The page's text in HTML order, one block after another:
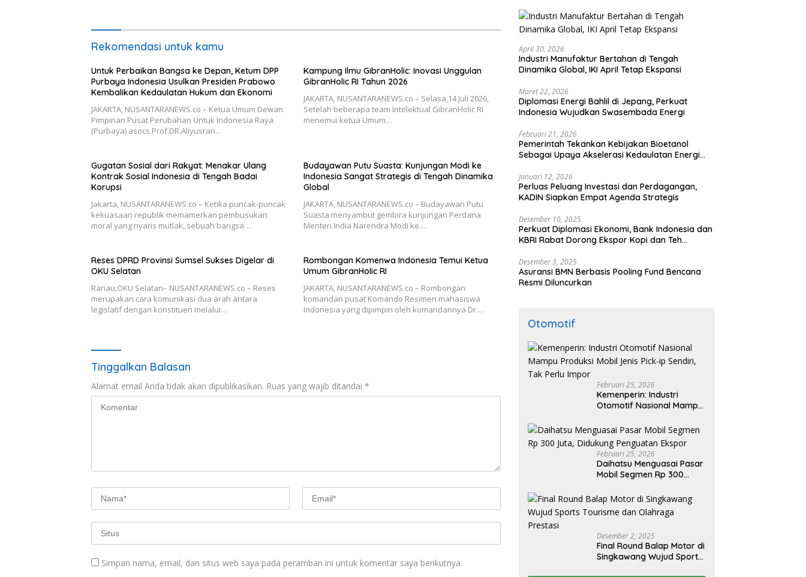
Rekomendasi untuk kamu
Untuk Perbaikan Bangsa ke Depan, Ketum DPP
Purbaya Indonesia Usulkan Presiden Prabowo
Kembalikan Kedaulatan Hukum dan Ekonomi
JAKARTA, NUSANTARANEWS.co – Ketua Umum Dewan
Pimpinan Pusat Perubahan Untuk Indonesia Raya
(Purbaya) asocs Prof.DR.Aliyusran…
Kampung Ilmu GibranHolic: Inovasi Unggulan
GibranHolic RI Tahun 2026
JAKARTA, NUSANTARANEWS.co – Selasa,14 Juli 2026,
Setelah beberapa team Intelektual GibranHolic RI
menemui ketua Umum…
Gugatan Sosial dari Rakyat: Menakar Ulang
Kontrak Sosial Indonesia di Tengah Badai
Korupsi
Jakarta, NUSANTARANEWS.co – Ketika puncak-puncak
kekuasaan republik memamerkan pembusukan
moral yang nyaris mutlak, sebuah bangsa…
Budayawan Putu Suasta: Kunjungan Modi ke
Indonesia Sangat Strategis di Tengah Dinamika
Global
JAKARTA, NUSANTARANEWS.co – Budayawan Putu
Suasta menyambut gembira kunjungan Perdana
Menteri India Narendra Modi ke…
Reses DPRD Provinsi Sumsel Sukses Digelar di
OKU Selatan
Ranau,OKU Selatan– NUSANTARANEWS.co – Reses
merupakan cara komunikasi dua arah antara
legislatif dengan konstituen melalui…
Rombongan Komenwa Indonesia Temui Ketua
Umum GibranHolic RI
JAKARTA, NUSANTARANEWS.co – Rombongan
komandan pusat Komando Resimen mahasiswa
Indonesia yang dipimpin oleh komandannya Dr….
Tinggalkan Balasan
Alamat email Anda tidak akan dipublikasikan. Ruas yang wajib ditandai *
Simpan nama, email, dan situs web saya pada peramban ini untuk komentar saya berikutnya.
April 30, 2026
Industri Manufaktur Bertahan di Tengah
Dinamika Global, IKI April Tetap Ekspansi
Maret 22, 2026
Diplomasi Energi Bahlil di Jepang, Perkuat
Indonesia Wujudkan Swasembada Energi
Februari 21, 2026
Pemerintah Tekankan Kebijakan Bioetanol
Sebagai Upaya Akselerasi Kedaulatan Energi
Januari 12, 2026
Perluas Peluang Investasi dan Perdagangan,
KADIN Siapkan Empat Agenda Strategis
Desember 10, 2025
Perkuat Diplomasi Ekonomi, Bank Indonesia dan
KBRI Rabat Dorong Ekspor Kopi dan Teh
Desember 3, 2025
Asuransi BMN Berbasis Pooling Fund Bencana
Resmi Diluncurkan
Otomotif
Februari 25, 2026
Kemenperin: Industri
Otomotif Nasional Mampu
ip Sendiri, Tak Perlu Impor
Februari 25, 2026
Daihatsu Menguasai Pasar
Mobil Segmen Rp 300
Ekspor
Desember 2, 2025
Final Round Balap Motor di
Singkawang Wujud Sports